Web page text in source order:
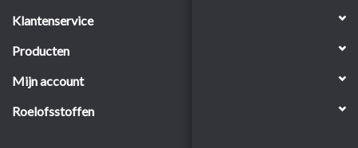
Klantenservice
Producten
Mijn account
Roelofsstoffen